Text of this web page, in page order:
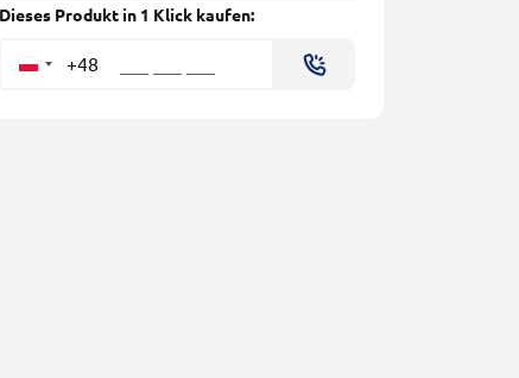
Dieses Produkt in 1 Klick kaufen:
+48